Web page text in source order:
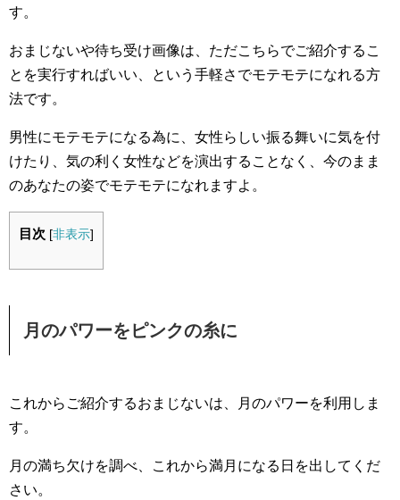
す。
おまじないや待ち受け画像は、ただこちらでご紹介するこ
とを実行すればいい、という手軽さでモテモテになれる方
法です。
男性にモテモテになる為に、女性らしい振る舞いに気を付
けたり、気の利く女性などを演出することなく、今のまま
のあなたの姿でモテモテになれますよ。
目次 [非表示]
月のパワーをピンクの糸に
これからご紹介するおまじないは、月のパワーを利用しま
す。
月の満ち欠けを調べ、これから満月になる日を出してくだ
さい。